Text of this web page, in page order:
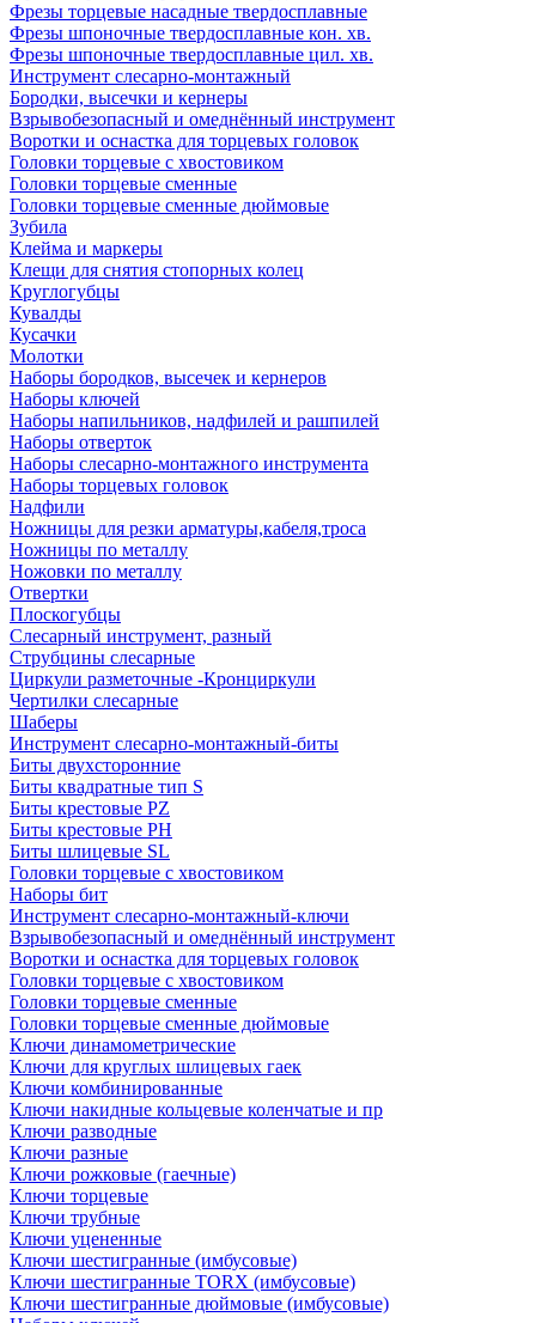
Фрезы торцевые насадные твердосплавные
Фрезы шпоночные твердосплавные кон. хв.
Фрезы шпоночные твердосплавные цил. хв.
Инструмент слесарно-монтажный
Бородки, высечки и кернеры
Взрывобезопасный и омеднённый инструмент
Воротки и оснаcтка для торцевых головок
Головки торцевые с хвостовиком
Головки торцевые сменные
Головки торцевые сменные дюймовые
Зубила
Клейма и маркеры
Клещи для снятия стопорных колец
Круглогубцы
Кувалды
Кусачки
Молотки
Наборы бородков, высечек и кернеров
Наборы ключей
Наборы напильников, надфилей и рашпилей
Наборы отверток
Наборы слесарно-монтажного инструмента
Наборы торцевых головок
Надфили
Ножницы для резки арматуры,кабеля,троса
Ножницы по металлу
Ножовки по металлу
Отвертки
Плоскогубцы
Слесарный инструмент, разный
Струбцины слесарные
Циркули разметочные -Кронциркули
Чертилки слесарные
Шаберы
Инструмент слесарно-монтажный-биты
Биты двухсторонние
Биты квадратные тип S
Биты крестовые РZ
Биты крестовые РН
Биты шлицевые SL
Головки торцевые с хвостовиком
Наборы бит
Инструмент слесарно-монтажный-ключи
Взрывобезопасный и омеднённый инструмент
Воротки и оснаcтка для торцевых головок
Головки торцевые с хвостовиком
Головки торцевые сменные
Головки торцевые сменные дюймовые
Ключи динамометрические
Ключи для круглых шлицевых гаек
Ключи комбинированные
Ключи накидные кольцевые коленчатые и пр
Ключи разводные
Ключи разные
Ключи рожковые (гаечные)
Ключи торцевые
Ключи трубные
Ключи уцененные
Ключи шестигранные (имбусовые)
Ключи шестигранные TORX (имбусовые)
Ключи шестигранные дюймовые (имбусовые)